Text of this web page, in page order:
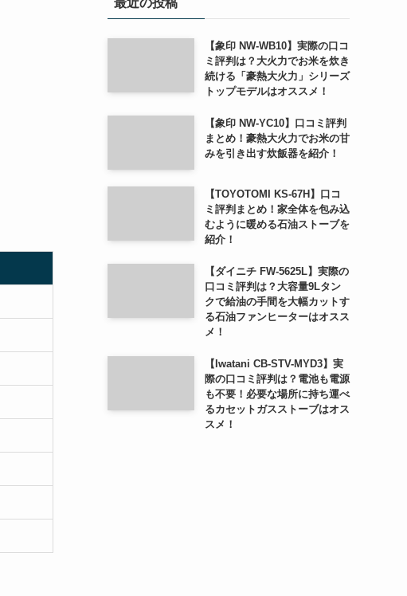
最近の投稿
【象印 NW-WB10】実際の口コ
ミ評判は？大火力でお米を炊き
続ける「豪熱大火力」シリーズ
トップモデルはオススメ！
【象印 NW-YC10】口コミ評判
まとめ！豪熱大火力でお米の甘
みを引き出す炊飯器を紹介！
【TOYOTOMI KS-67H】口コ
ミ評判まとめ！家全体を包み込
むように暖める石油ストーブを
紹介！
【ダイニチ FW-5625L】実際の
口コミ評判は？大容量9Lタン
クで給油の手間を大幅カットす
る石油ファンヒーターはオスス
メ！
【Iwatani CB-STV-MYD3】実
際の口コミ評判は？電池も電源
も不要！必要な場所に持ち運べ
るカセットガスストーブはオス
スメ！